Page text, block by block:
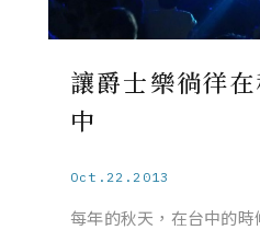
讓爵士樂徜徉
中
Oct.22.2013
每年的秋天，在台中的